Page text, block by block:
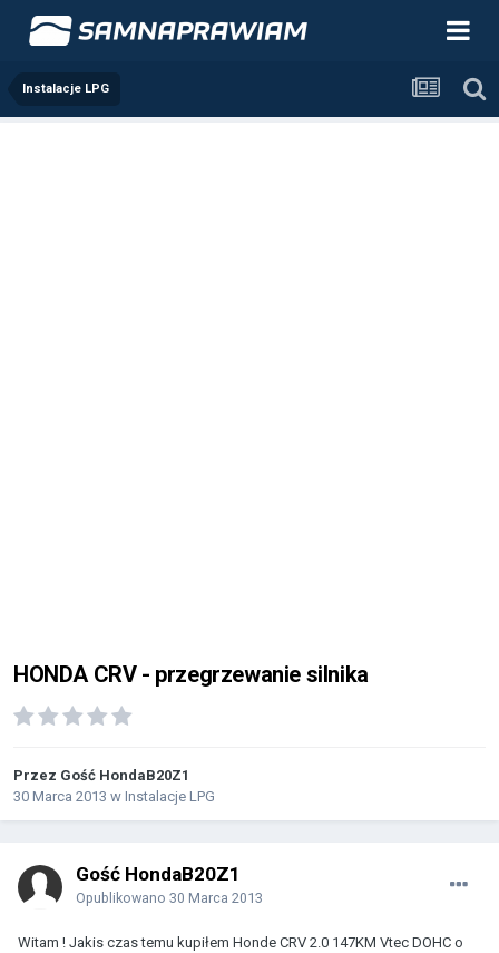
Instalacje LPG
HONDA CRV - przegrzewanie silnika
Przez Gość HondaB20Z1
30 Marca 2013 w Instalacje LPG
Gość HondaB20Z1
Opublikowano 30 Marca 2013
Witam ! Jakis czas temu kupiłem Honde CRV 2.0 147KM Vtec DOHC o